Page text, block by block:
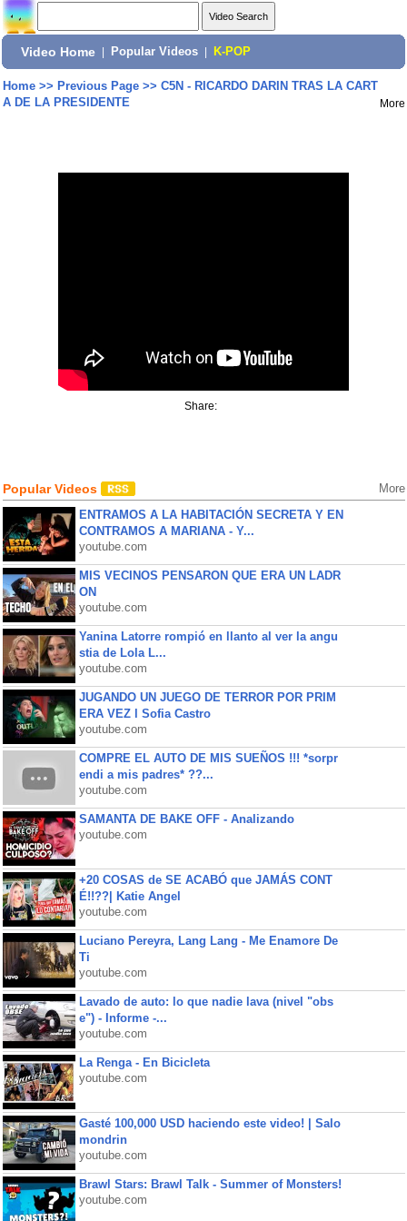
Video Home Popular Videos K-POP
Home>> Previous Page>> C5N - RICARDO DARIN TRAS LA CART
A DE LA PRESIDENTE
More
Share:
Popular Videos More
ENTRAMOS A LA HABITACIÓN SECRETA Y EN
CONTRAMOS A MARIANA - Y...
youtube.com
MIS VECINOS PENSARON QUE ERA UN LADR
ON
youtube.com
Yanina Latorre rompió en llanto al ver la angu
stia de Lola L...
youtube.com
JUGANDO UN JUEGO DE TERROR POR PRIM
ERA VEZ l Sofia Castro
youtube.com
COMPRE EL AUTO DE MIS SUEÑOS !!! *sorpr
endi a mis padres* ??...
youtube.com
SAMANTA DE BAKE OFF - Analizando
youtube.com
+20 COSAS de SE ACABÓ que JAMÁS CONT
É!!??| Katie Angel
youtube.com
Luciano Pereyra, Lang Lang - Me Enamore De
Ti
youtube.com
Lavado de auto: lo que nadie lava (nivel "obs
e") - Informe -...
youtube.com
La Renga - En Bicicleta
youtube.com
Gasté 100,000 USD haciendo este video! | Salo
mondrin
youtube.com
Brawl Stars: Brawl Talk - Summer of Monsters!
youtube.com